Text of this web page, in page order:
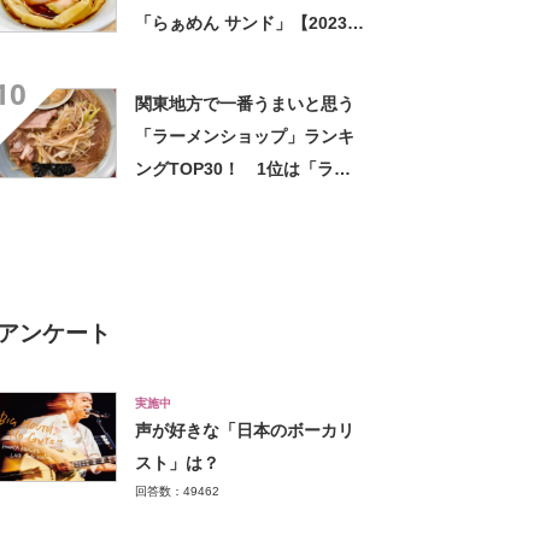
「らぁめん サンド」【2023年
関東地方で一番うまいと思う
「ラーメンショップ」ランキ
ングTOP30！ 1位は「ラー
アンケート
実施中
声が好きな「日本のボーカリ
スト」は？
回答数：49462